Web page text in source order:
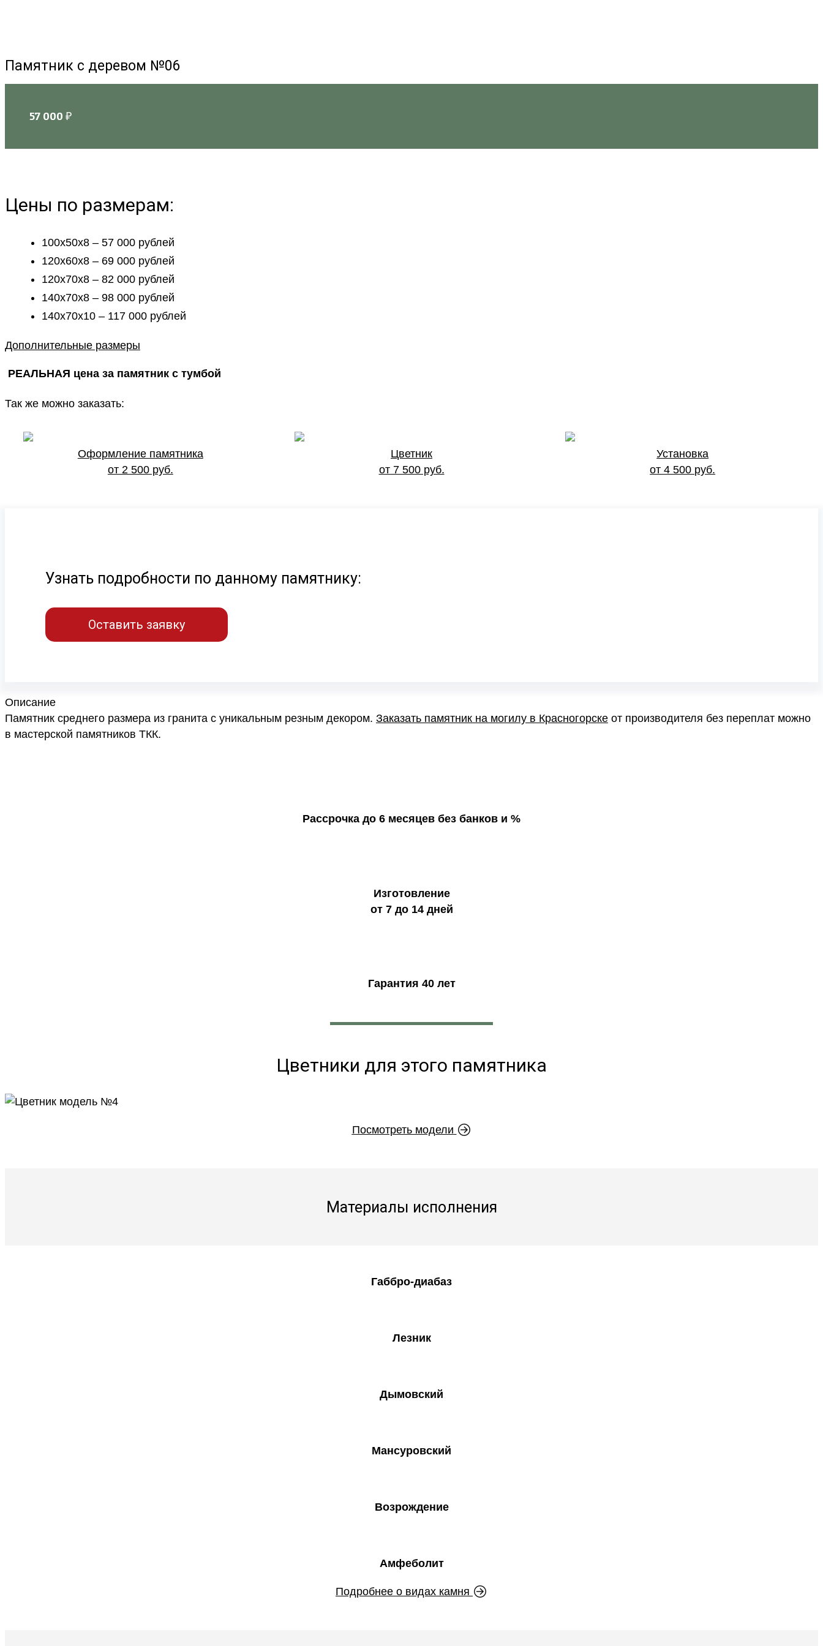
Памятник с деревом №06
57 000 ₽
Цены по размерам:
100х50х8 – 57 000 рублей
120х60х8 – 69 000 рублей
120х70х8 – 82 000 рублей
140х70х8 – 98 000 рублей
140х70х10 – 117 000 рублей
Дополнительные размеры
РЕАЛЬНАЯ цена за памятник с тумбой
Так же можно заказать:
Оформление памятника
от 2 500 руб.
Цветник
от 7 500 руб.
Установка
от 4 500 руб.
Узнать подробности по данному памятнику:
Оставить заявку
Описание
Памятник среднего размера из гранита с уникальным резным декором. Заказать памятник на могилу в Красногорске от производителя без переплат можно
в мастерской памятников ТКК.
Рассрочка до 6 месяцев без банков и %
Изготовление
от 7 до 14 дней
Гарантия 40 лет
Цветники для этого памятника
Посмотреть модели
Материалы исполнения
Габбро-диабаз
Лезник
Дымовский
Мансуровский
Возрождение
Амфеболит
Подробнее о видах камня